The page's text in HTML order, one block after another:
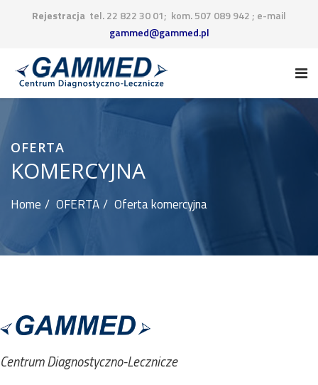
Rejestracja tel. 22 822 30 01; kom. 507 089 942 ; e-mail
gammed@gammed.pl
OFERTA
KOMERCYJNA
Home OFERTA Oferta komercyjna
Centrum Diagnostyczno-Lecznicze